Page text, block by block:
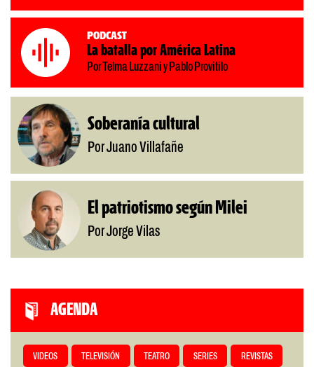
Podcast
La batalla por América Latina
Por Telma Luzzani y Pablo Provitilo
Soberanía cultural
Por Juano Villafañe
El patriotismo según Milei
Por Jorge Vilas
AGENDA
VIDEOS TELEVISIÓN TEATRO SERIES REVISTAS